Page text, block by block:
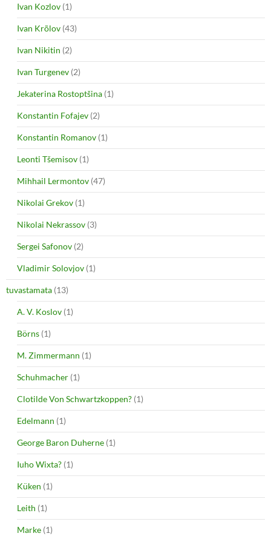
Ivan Kozlov (1)
Ivan Krõlov (43)
Ivan Nikitin (2)
Ivan Turgenev (2)
Jekaterina Rostoptšina (1)
Konstantin Fofajev (2)
Konstantin Romanov (1)
Leonti Tšemisov (1)
Mihhail Lermontov (47)
Nikolai Grekov (1)
Nikolai Nekrassov (3)
Sergei Safonov (2)
Vladimir Solovjov (1)
tuvastamata (13)
A. V. Koslov (1)
Börns (1)
M. Zimmermann (1)
Schuhmacher (1)
Clotilde Von Schwartzkoppen? (1)
Edelmann (1)
George Baron Duherne (1)
Iuho Wixta? (1)
Küken (1)
Leith (1)
Marke (1)